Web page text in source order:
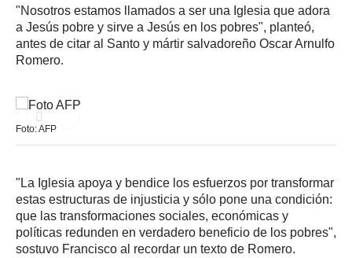
"Nosotros estamos llamados a ser una Iglesia que adora
a Jesús pobre y sirve a Jesús en los pobres", planteó,
antes de citar al Santo y mártir salvadoreño Oscar Arnulfo
Romero.
Foto: AFP
"La Iglesia apoya y bendice los esfuerzos por transformar
estas estructuras de injusticia y sólo pone una condición:
que las transformaciones sociales, económicas y
políticas redunden en verdadero beneficio de los pobres",
sostuvo Francisco al recordar un texto de Romero.